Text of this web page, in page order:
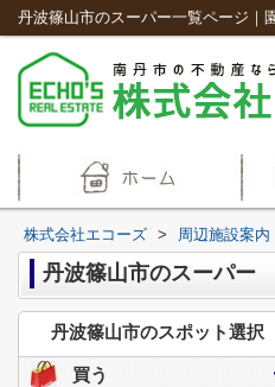
丹波篠山市のスーパー一覧ページ｜
株式会社エコーズ > 周辺施設案内
丹波篠山市のスーパー
丹波篠山市のスポット選択
買う